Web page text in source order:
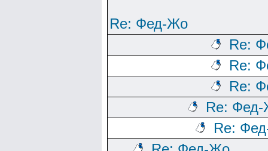
Re: Фед-Жо
Re:
Re:
Re:
Re:
Re: